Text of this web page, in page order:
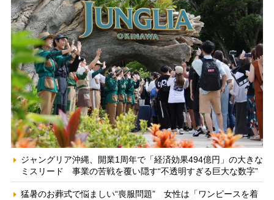
ジャングリア沖縄、開業1周年で「経済効果494億円」の大きな
ミスリード 事業の苦戦を覆い隠す“不透明すぎる巨大な数字”
猛暑のお葬式で悩ましい“喪服問題” 女性は「ワンピースを着